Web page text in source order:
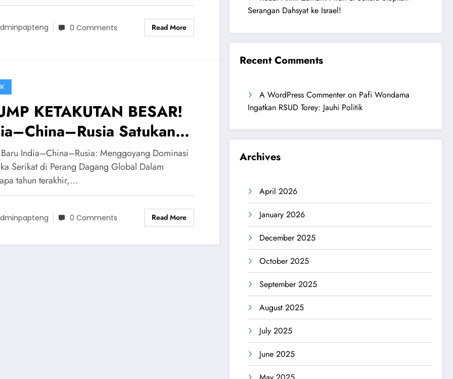
0 Comments Read More
KETAKUTAN BESAR!
Satukan
Lawan AS Dalam
Dagang
India–China–Rusia: Menggoyang Dominasi
Serikat di Perang Dagang Global Dalam
tahun terakhir,…
0 Comments Read More
Serangan Dahsyat ke Israel!
Recent Comments
A WordPress Commenteron Pafi Wondama
Ingatkan RSUD Torey: Jauhi Politik
Archives
April 2026
January 2026
December 2025
October 2025
September 2025
August 2025
July 2025
June 2025